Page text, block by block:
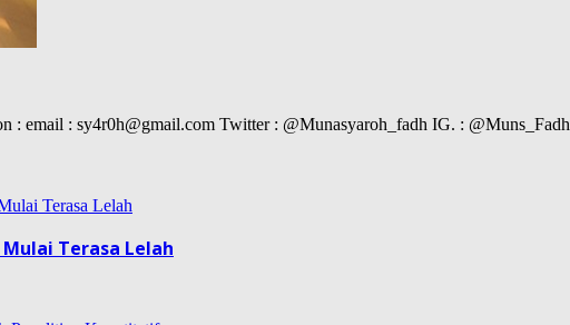
: email : sy4r0h@gmail.com Twitter : @Munasyaroh_fadh IG. : @Muns_Fadh
Terasa Lelah